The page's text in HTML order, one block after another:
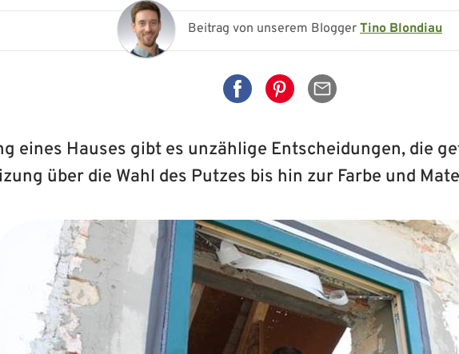
Beitrag von unserem Blogger Tino Blondiau
Auf Facebook teilen
Auf Pinterest teilen
Per Mail senden
eines Hauses gibt es unzählige Entscheidungen, die
über die Wahl des Putzes bis hin zur Farbe und